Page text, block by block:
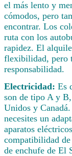
el más lento y
cómodos, pero
encontrar. Los
ruta con los
rapidez. El
flexibilidad, pero
responsabilidad.
Electricidad: Es
son de tipo A y
Unidos y
necesites un
aparatos
compatibilidad
de enchufe de El